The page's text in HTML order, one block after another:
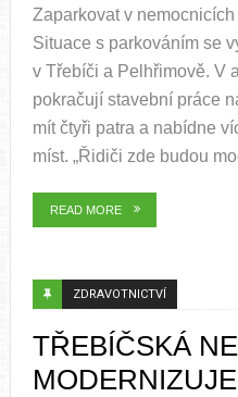
Zaparkovat v
Situace s parkováním se
v Třebíči a Pelhřimově. V
pokračují stavební práce
mít čtyři patra a nabídne
míst. „Řidiči zde budou
READ MORE
ZDRAVOTNICTVÍ
TŘEBÍČSKÁ